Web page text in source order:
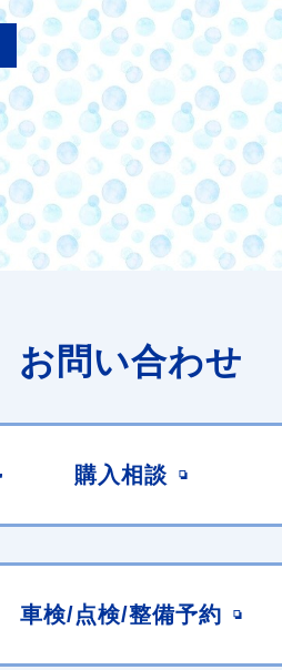
お問い合わせ
購入相談
車検/点検/整備予約